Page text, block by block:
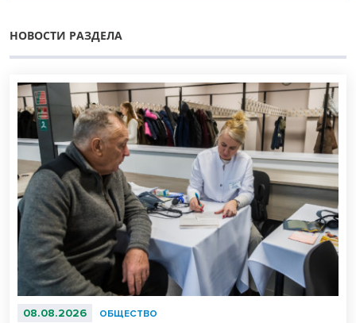
НОВОСТИ РАЗДЕЛА
08.08.2026 ОБЩЕСТВО